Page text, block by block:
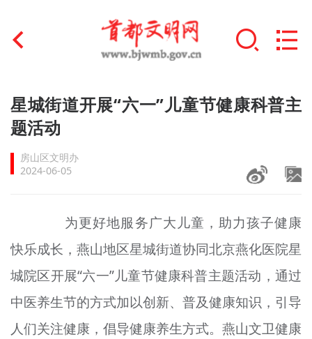
首页
文明创建
文明实践
未成年人思想道德建设
榜样人物
+
身边好人
文明评论
星城街道开展“六一”儿童节健康科普主
题活动
房山区文明办
2024-06-05
为更好地服务广大儿童，助力孩子健康
快乐成长，燕山地区星城街道协同北京燕化医院星
城院区开展“六一”儿童节健康科普主题活动，通过
中医养生节的方式加以创新、普及健康知识，引导
人们关注健康，倡导健康养生方式。燕山文卫健康